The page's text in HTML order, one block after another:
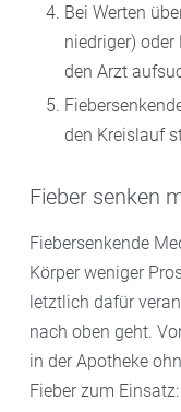
Bei Werten
niedriger)
den Arzt
den Kreislauf
Fieber senken
Fiebersenkende
Körper weniger
letztlich dafür
nach oben geht.
in der Apotheke
Fieber zum Einsatz: